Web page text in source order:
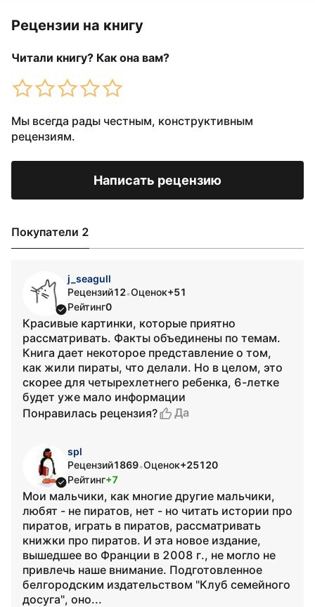
Рецензии на книгу
Читали книгу? Как она вам?
Мы всегда рады честным, конструктивным
рецензиям.
Написать рецензию
Покупатели 2
j_seagull
Рецензий12•Оценок+51
Рейтинг0
Красивые картинки, которые приятно
рассматривать. Факты объединены по темам.
Книга дает некоторое представление о том,
как жили пираты, что делали. Но в целом, это
скорее для четырехлетнего ребенка, 6-летке
будет уже мало информации
Понравилась рецензия?
Да
spl
Рецензий1869•Оценок+25120
Рейтинг+7
Мои мальчики, как многие другие мальчики,
любят - не пиратов, нет - но читать истории про
пиратов, играть в пиратов, рассматривать
книжки про пиратов. И эта новое издание,
вышедшее во Франции в 2008 г., не могло не
привлечь наше внимание. Подготовленное
белгородским издательством "Клуб семейного
досуга", оно...